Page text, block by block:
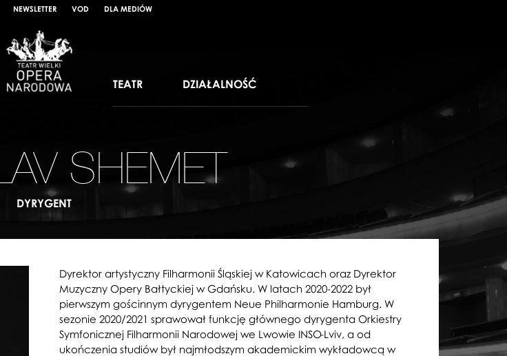
NEWSLETTER VOD DLA MEDIÓW
TEATR DZIAŁALNOŚĆ
SHEMET
DYRYGENT
Dyrektor artystyczny Filharmonii Śląskiej w Katowicach oraz Dyrektor
Muzyczny Opery Bałtyckiej w Gdańsku. W latach 2020-2022 był
pierwszym gościnnym dyrygentem Neue Philharmonie Hamburg. W
sezonie 2020/2021 sprawował funkcję głównego dyrygenta Orkiestry
Symfonicznej Filharmonii Narodowej we Lwowie INSO-Lviv, a od
ukończenia studiów był najmłodszym akademickim wykładowcą w